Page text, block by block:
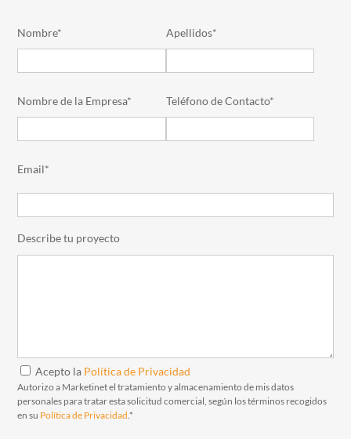
Nombre* Apellidos*
Nombre de la Empresa* Teléfono de Contacto*
Email*
Describe tu proyecto
Acepto la Política de Privacidad
Autorizo a Marketinet el tratamiento y almacenamiento de mis datos
personales para tratar esta solicitud comercial, según los términos recogidos
en su Política de Privacidad.*